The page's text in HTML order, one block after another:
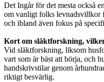
Det Ingår för det mesta också
om vanligt folks levnadsvillkor
och ibland även fokus på
Kort om släktforskning,
Vid släktforskning, liksom
vart som är bäst att börja, och
handskrivstilar genom
riktigt besvärlig.